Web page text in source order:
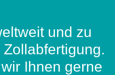
und zu
Ihnen gerne